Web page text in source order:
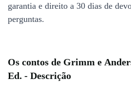
garantia e direito a 30 dias de
perguntas.
Os contos de Grimm e
Ed. - Descrição